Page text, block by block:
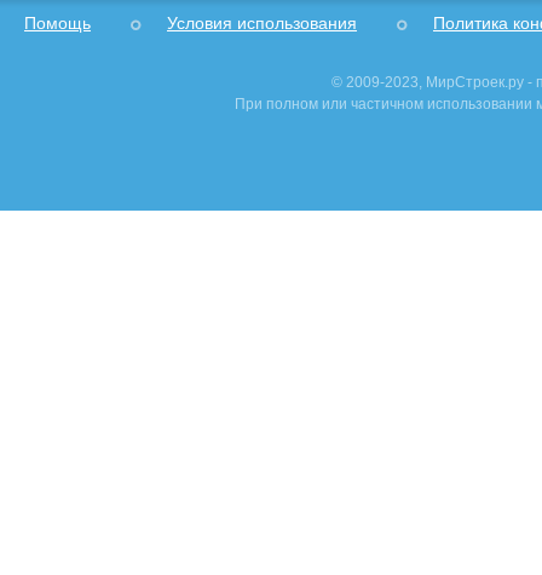
Помощь Условия использования Политика
© 2009-2023, МирСтроек.ру -
При полном или частичном использовании